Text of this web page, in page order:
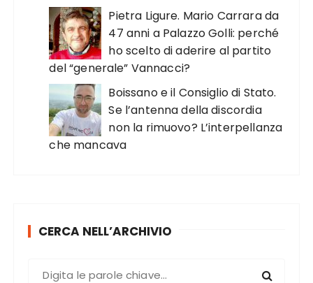
Pietra Ligure. Mario Carrara da
47 anni a Palazzo Golli: perché
ho scelto di aderire al partito
del “generale” Vannacci?
Boissano e il Consiglio di Stato.
Se l’antenna della discordia
non la rimuovo? L’interpellanza
che mancava
CERCA NELL’ARCHIVIO